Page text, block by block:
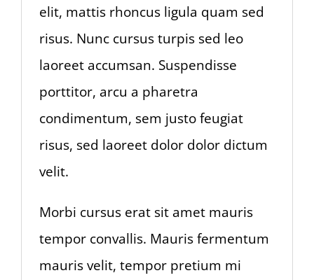
elit, mattis rhoncus ligula quam sed
risus. Nunc cursus turpis sed leo
laoreet accumsan. Suspendisse
porttitor, arcu a pharetra
condimentum, sem justo feugiat
risus, sed laoreet dolor dolor dictum
velit.
Morbi cursus erat sit amet mauris
tempor convallis. Mauris fermentum
mauris velit, tempor pretium mi